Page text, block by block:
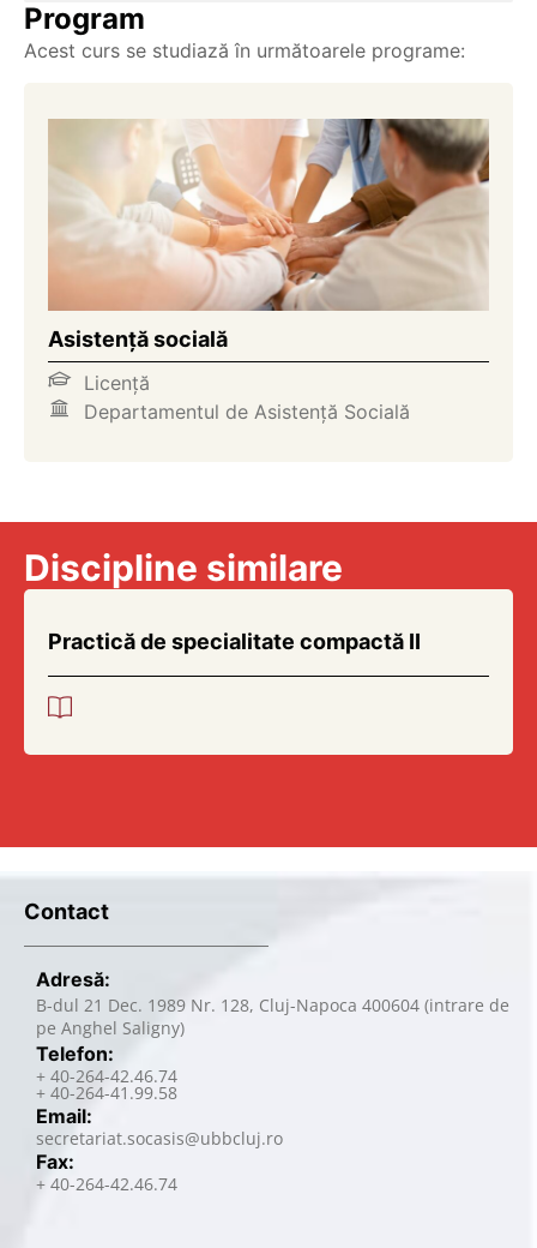
Program
Acest curs se studiază în următoarele programe:
Asistență socială
Licență
Departamentul de Asistență Socială
Discipline similare
Practică de specialitate compactă II
Contact
Adresă:
B-dul 21 Dec. 1989 Nr. 128, Cluj-Napoca 400604 (intrare de
pe Anghel Saligny)
Telefon:
+ 40-264-42.46.74
+ 40-264-41.99.58
Email:
secretariat.socasis@ubbcluj.ro
Fax:
+ 40-264-42.46.74